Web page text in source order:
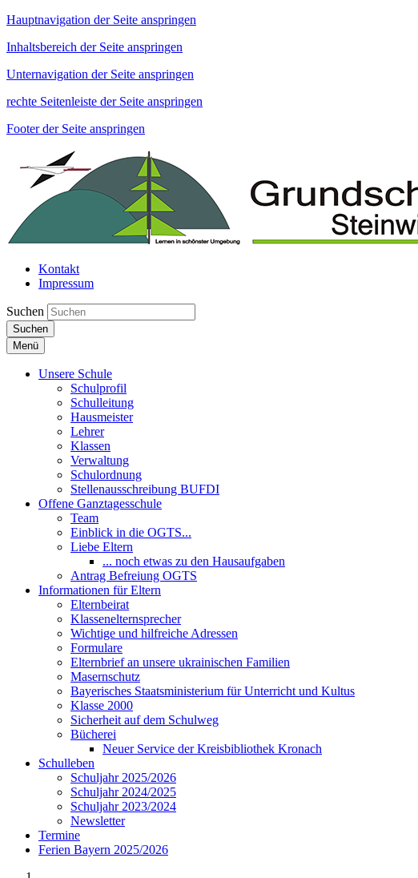
Hauptnavigation der Seite anspringen
Inhaltsbereich der Seite anspringen
Unternavigation der Seite anspringen
rechte Seitenleiste der Seite anspringen
Footer der Seite anspringen
Kontakt
Impressum
Suchen
Suchen
Menü
Unsere Schule
Schulprofil
Schulleitung
Hausmeister
Lehrer
Klassen
Verwaltung
Schulordnung
Stellenausschreibung BUFDI
Offene Ganztagesschule
Team
Einblick in die OGTS...
Liebe Eltern
... noch etwas zu den Hausaufgaben
Antrag Befreiung OGTS
Informationen für Eltern
Elternbeirat
Klassenelternsprecher
Wichtige und hilfreiche Adressen
Formulare
Elternbrief an unsere ukrainischen Familien
Masernschutz
Bayerisches Staatsministerium für Unterricht und Kultus
Klasse 2000
Sicherheit auf dem Schulweg
Bücherei
Neuer Service der Kreisbibliothek Kronach
Schulleben
Schuljahr 2025/2026
Schuljahr 2024/2025
Schuljahr 2023/2024
Newsletter
Termine
Ferien Bayern 2025/2026